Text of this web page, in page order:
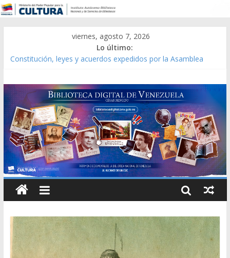
viernes, agosto 7, 2026
Lo último:
Constitución, leyes y acuerdos expedidos por la Asamblea
Modesta Bor Sánchez [material gráfico]
Gaceta Oficial de la República de Venezuela año CXXXIII Mes V,
Caracas 09 de marzo de 2006 N° 38.394
Catálogo temático de obras de Modesta Bor